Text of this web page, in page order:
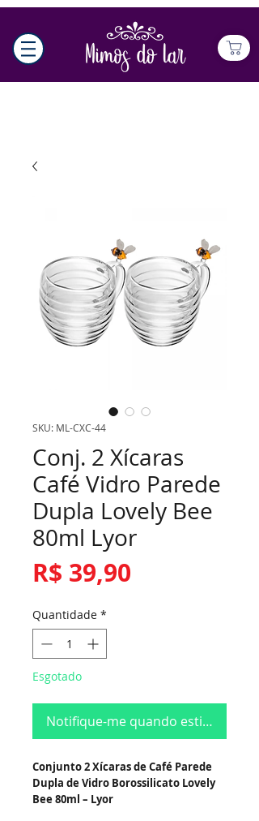
SKU: ML-CXC-44
Conj. 2 Xícaras
Café Vidro Parede
Dupla Lovely Bee
80ml Lyor
R$ 39,90
Quantidade *
Esgotado
Notifique-me quando estiver
Conjunto 2 Xícaras de Café Parede
Dupla de Vidro Borossilicato Lovely
Bee 80ml – Lyor